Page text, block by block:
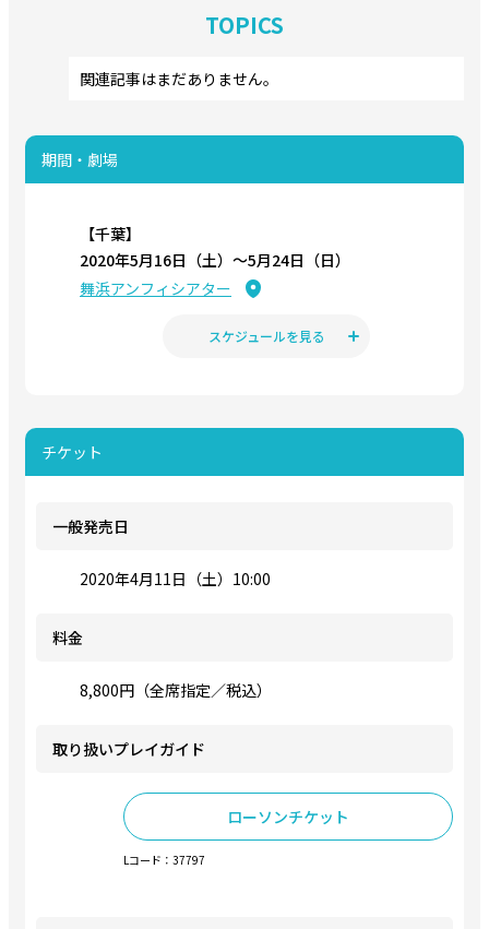
TOPICS
関連記事はまだありません。
期間・劇場
【千葉】
2020年5月16日（土）〜5月24日（日）
舞浜アンフィシアター
スケジュールを見る
チケット
一般発売日
2020年4月11日（土）10:00
料金
8,800円（全席指定／税込）
取り扱いプレイガイド
ローソンチケット
Lコード：37797